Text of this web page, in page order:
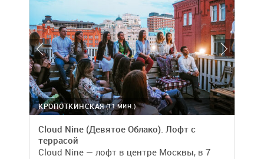
(11 МИН.)
КРОПОТКИНСКАЯ
Cloud Nine (Девятое Облако). Лофт с
террасой
Cloud Nine — лофт в центре Москвы, в 7